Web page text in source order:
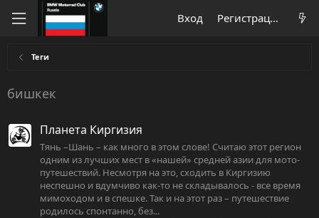
Вход Регистрация
Теги
бишкек
Планета Киргизия
Тянь –Шань – как много в этом слове! Считаю этот регион
одним из лучших мест в «нашей» средней азии для мото-
путешествий. Несмотря на это, сходить в Киргизию
неспешно и вдумчиво как-то не складывалось - все время
мимоходом и в спешке. Так и на этот раз – путешествие
родилось спонтанно, без...